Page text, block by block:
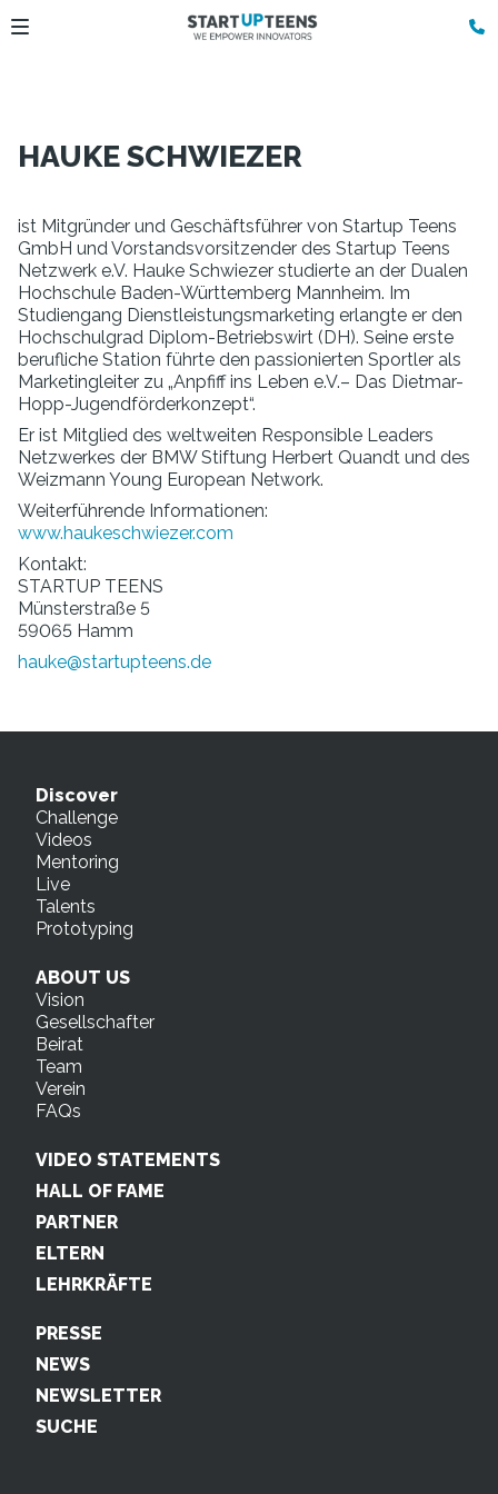
HAUKE SCHWIEZER
ist Mitgründer und Geschäftsführer von Startup Teens
GmbH und Vorstandsvorsitzender des Startup Teens
Netzwerk e.V. Hauke Schwiezer studierte an der Dualen
Hochschule Baden-Württemberg Mannheim. Im
Studiengang Dienstleistungsmarketing erlangte er den
Hochschulgrad Diplom-Betriebswirt (DH). Seine erste
berufliche Station führte den passionierten Sportler als
Marketingleiter zu „Anpfiff ins Leben e.V.– Das Dietmar-
Hopp-Jugendförderkonzept“.
Er ist Mitglied des weltweiten Responsible Leaders
Netzwerkes der BMW Stiftung Herbert Quandt und des
Weizmann Young European Network.
Weiterführende Informationen:
www.haukeschwiezer.com
Kontakt:
STARTUP TEENS
Münsterstraße 5
59065 Hamm
hauke@startupteens.de
Discover
Challenge
Videos
Mentoring
Live
Talents
Prototyping
ABOUT US
Vision
Gesellschafter
Beirat
Team
Verein
FAQs
VIDEO STATEMENTS
HALL OF FAME
PARTNER
ELTERN
LEHRKRÄFTE
PRESSE
NEWS
NEWSLETTER
SUCHE